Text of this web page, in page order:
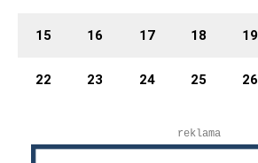
15 16 17 18 19
22 23 24 25 26
reklama